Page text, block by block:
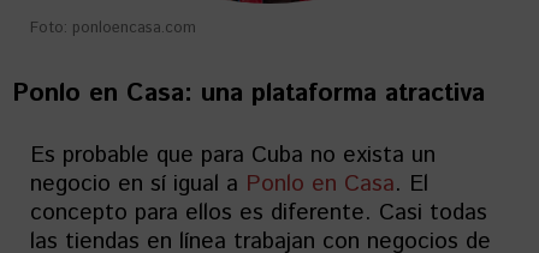
Foto: ponloencasa.com
Ponlo en Casa: una plataforma atractiva
Es probable que para Cuba no exista un
negocio en sí igual a Ponlo en Casa. El
concepto para ellos es diferente. Casi todas
las tiendas en línea trabajan con negocios de